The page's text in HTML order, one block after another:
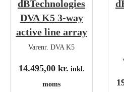
dBTechnologies
DVA K5 3-way
active line array
Varenr. DVA K5
14.495,00 kr. inkl.
moms